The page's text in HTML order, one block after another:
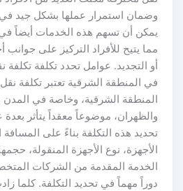
وضمان استمرار عملها بشكل جيد في
يمكن أن تسهم هذه الخدمات أيضاً في
مما يتيح للأفراد التركيز على جوانب
أو التجديد. عوامل تحدد تكلفة تكلفة
في المنطقة الشرقية تعتبر تكلفة نقل
المنطقة الشرقية، وخاصة في المدن
والظهران، موضوعاً معقداً يتأثر بعدة
تحديد هذه التكلفة بناءً على المسافة
الأجهزة، نوع الأجهزة المنقولة،
الخدمة المقدمة من الشركات
دوراً مهماً في تحديد التكلفة. كلما